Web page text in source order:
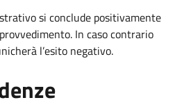
si conclude positivamente
In caso contrario
l’esito negativo.